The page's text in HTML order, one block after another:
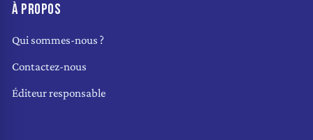
À PROPOS
Qui sommes-nous ?
Contactez-nous
Éditeur responsable